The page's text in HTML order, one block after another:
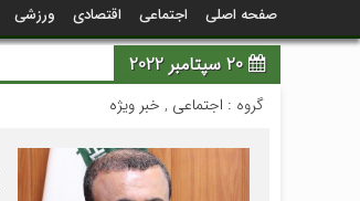
صفحه اصلی اجتماعی اقتصادی ورزشی
20 سپتامبر 2022
گروه : اجتماعی , خبر ویژه